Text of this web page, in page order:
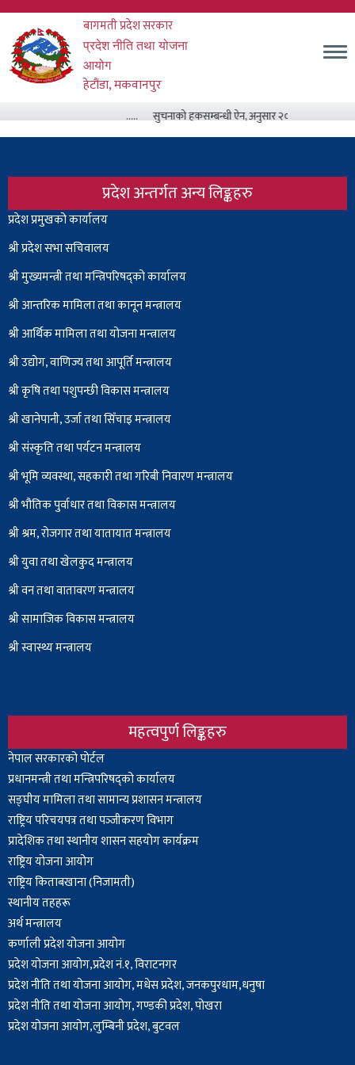
Skip
main
content
बागमती प्रदेश सरकार
प्रदेश नीति तथा योजना
आयोग
हेटौंडा, मकवानपुर
..... सुचनाको हकसम्बन्धी ऐन, अनुसार २०८३ असार मसान्त
प्रदेश अन्तर्गत अन्य लिङ्कहरु
Body
प्रदेश प्रमुखको कार्यालय
श्री प्रदेश सभा सचिवालय
श्रीमुख्यमन्त्री तथा मन्त्रिपरिषद्को कार्यालय
श्री आन्तरिक मामिला तथा कानून मन्त्रालय
श्री आर्थिक मामिला तथा योजना मन्त्रालय
श्री उद्योग, वाणिज्य तथा आपूर्ति मन्त्रालय
श्री कृषि तथा पशुपन्छी विकास मन्त्रालय
श्री खानेपानी, उर्जा तथा सिँचाइ मन्त्रालय
श्री संस्कृति तथा पर्यटन मन्त्रालय
श्री भूमि व्यवस्था, सहकारी तथा गरिबी निवारण मन्त्रालय
श्री भौतिक पुर्वाधार तथा विकास मन्त्रालय
श्री श्रम, रोजगार तथा यातायात मन्त्रालय
श्री युवा तथा खेलकुद मन्त्रालय
श्री वन तथा वातावरण मन्त्रालय
श्री सामाजिक विकास मन्त्रालय
श्री स्वास्थ्य मन्त्रालय
महत्वपुर्ण लिङ्कहरु
Body
नेपाल सरकारको पोर्टल
प्रधानमन्त्री तथा मन्त्रिपरिषद्को कार्यालय
सङ्घीय मामिला तथा सामान्य प्रशासन मन्त्रालय
राष्ट्रिय परिचयपत्र तथा पञ्‍जीकरण विभाग
प्रादेशिक तथा स्थानीय शासन सहयोग कार्यक्रम
राष्ट्रिय योजना आयोग
राष्ट्रिय किताबखाना (निजामती)
स्थानीय तहहरू
अर्थ मन्त्रालय
कर्णाली प्रदेश योजना आयोग
प्रदेश योजना आयोग,प्रदेश नं.१, विराटनगर
प्रदेश नीति तथा योजना आयोग, मधेस प्रदेश, जनकपुरधाम,धनुषा
प्रदेश नीति तथा योजना आयोग, गण्डकी प्रदेश, पोखरा
प्रदेश योजना आयोग,लुम्बिनी प्रदेश, बुटवल